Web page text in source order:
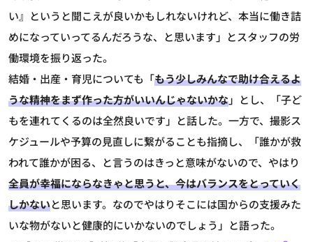
い』というと聞こえが良いかもしれないけれど、本当に働き詰
めになっていってるんだろうな、と思います」とスタッフの労
働環境を振り返った。
結婚・出産・育児についても「もう少しみんなで助け合えるよ
うな精神をまず作った方がいいんじゃないかな」とし、「子ど
もを連れてくるのは全然良いです」と話した。一方で、撮影ス
ケジュールや予算の見直しに繋がることも指摘し、「誰かが救
われて誰かが困る、と言うのはきっと意味がないので、やはり
全員が幸福にならなきゃと思うと、今はバランスをとっていく
しかないと思います。なのでやはりそこには国からの支援みた
いな物がないと健康的にいかないのでしょう」と語った。